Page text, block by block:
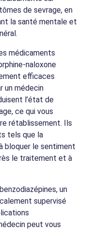
de sevrage, en
la santé mentale et
médicaments
naloxone
efficaces
un médecin
l’état de
ce qui vous
rétablissement. Ils
tels que la
bloquer le sentiment
le traitement et à
un
supervisé
peut vous